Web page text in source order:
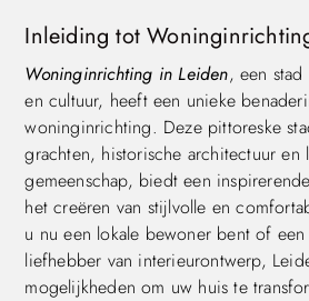
Inleiding tot
Woninginrichting in Leiden, een
en cultuur, heeft een unieke
woninginrichting. Deze pittoreske
grachten, historische architectuur en
gemeenschap, biedt een
het creëren van stijlvolle en
u nu een lokale bewoner bent of een
liefhebber van interieurontwerp,
mogelijkheden om uw huis te